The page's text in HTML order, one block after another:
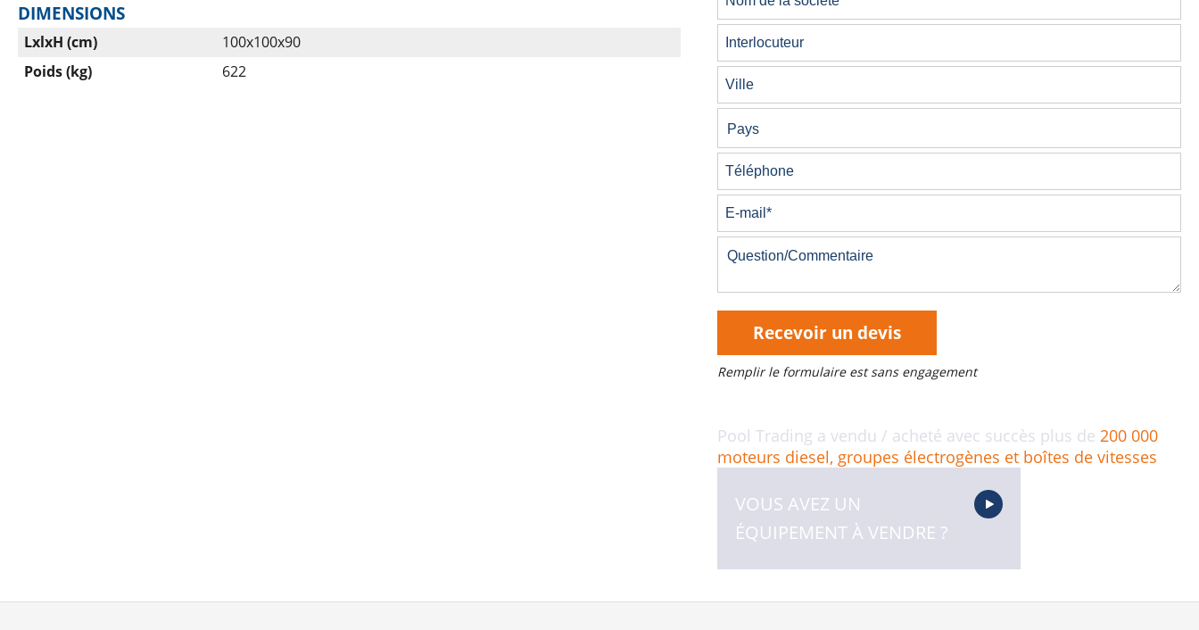
DIMENSIONS
LxlxH (cm)
100x100x90
Poids (kg)
622
Recevoir un devis
Remplir le formulaire est sans engagement
Pool Trading a vendu / acheté avec succès plus de 200 000
moteurs diesel, groupes électrogènes et boîtes de vitesses
VOUS AVEZ UN
ÉQUIPEMENT À VENDRE ?